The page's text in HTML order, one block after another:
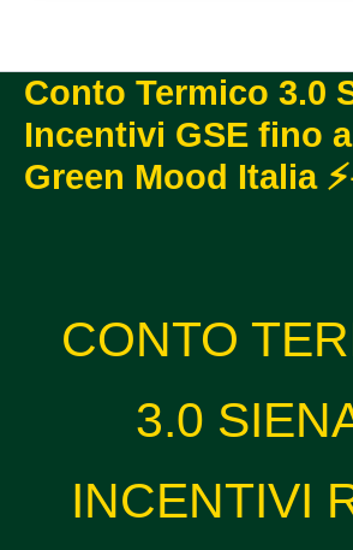
Conto Termico 3.0
Incentivi GSE fino
Green Mood Italia
CONTO
3.0
INCENTIVI